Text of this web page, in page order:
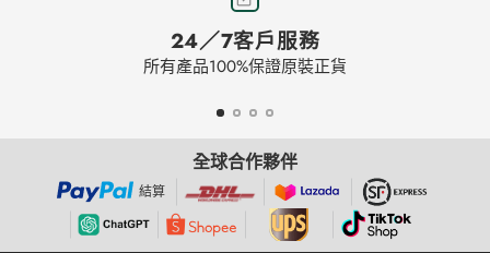
24／7客戶服務
所有產品100%保證原裝正貨
全球合作夥伴
結算